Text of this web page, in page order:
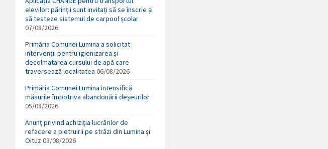
elevilor: părinții sunt invitați să se înscrie și
să testeze sistemul de carpool școlar
07/08/2026
Primăria Comunei Lumina a solicitat
intervenții pentru igienizarea și
decolmatarea cursului de apă care
traversează localitatea 06/08/2026
Primăria Comunei Lumina intensifică
măsurile împotriva abandonării deșeurilor
05/08/2026
Anunț privind achiziția lucrărilor de
refacere a pietruirii pe străzi din Lumina și
Oituz03/08/2026